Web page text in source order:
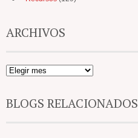
ARCHIVOS
BLOGS RELACIONADOS